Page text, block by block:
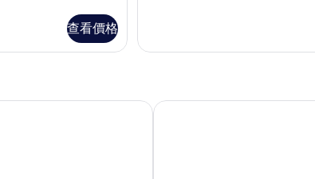
查看價格
SoBlue酒店